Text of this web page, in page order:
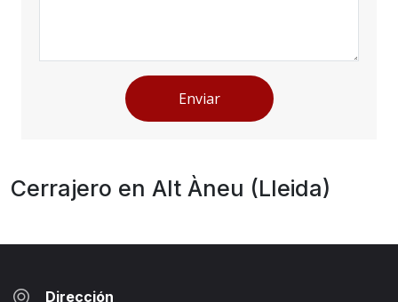
Enviar
Cerrajero en Alt Àneu (Lleida)
Dirección